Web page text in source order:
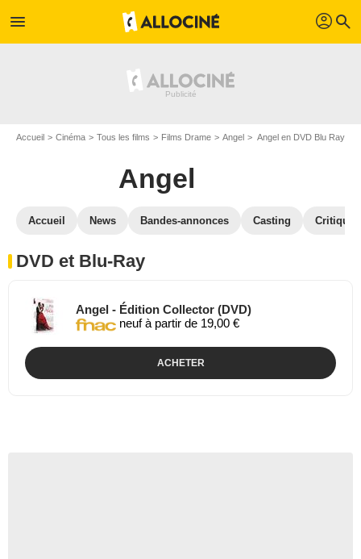
menu profil search
Accueil Cinéma Tous les films Films Drame Angel Angel en DVD Blu Ray
Angel
Accueil News Bandes-annonces Casting
DVD et Blu-Ray
Angel - Édition Collector (DVD)
neuf à partir de 19,00 €
ACHETER